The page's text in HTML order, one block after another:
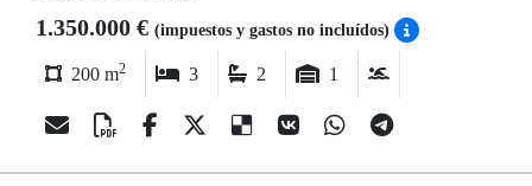
1.350.000 € (impuestos y gastos no incluídos)
200 m2 3 2 1